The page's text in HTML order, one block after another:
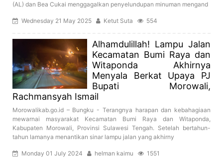
(AL) dan Bea Cukai menggagalkan penyelundupan minuman mengand
Wednesday 21 May 2025 Ketut Suta 554
Alhamdulillah! Lampu Jalan
Kecamatan Bumi Raya dan
Witaponda Akhirnya
Menyala Berkat Upaya PJ
Bupati Morowali,
Rachmansyah Ismail
Morowalikab.go.id – Bungku - Terangnya harapan dan kebahagiaan
mewarnai masyarakat Kecamatan Bumi Raya dan Witaponda,
Kabupaten Morowali, Provinsi Sulawesi Tengah. Setelah bertahun-
tahun lamanya menantikan sinar lampu jalan yang akhirny
Monday 01 July 2024 helman kaimu 1551